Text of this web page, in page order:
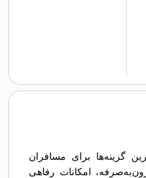
گزینه‌ها برای مسافران
امکانات رفاهی